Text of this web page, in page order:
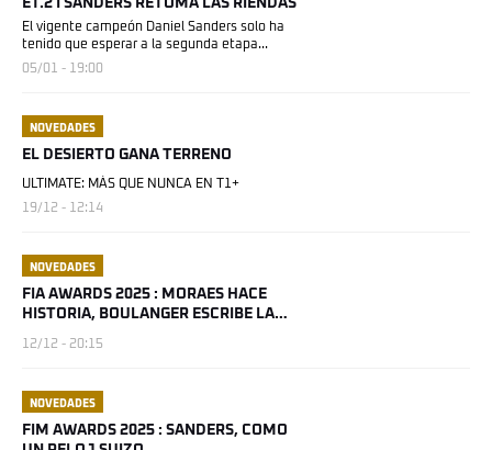
ET.2 I SANDERS RETOMA LAS RIENDAS
El vigente campeón Daniel Sanders solo ha
tenido que esperar a la segunda etapa...
05/01 - 19:00
NOVEDADES
EL DESIERTO GANA TERRENO
ULTIMATE: MÁS QUE NUNCA EN T1+
19/12 - 12:14
NOVEDADES
FIA AWARDS 2025 : MORAES HACE
HISTORIA, BOULANGER ESCRIBE LA
12/12 - 20:15
NOVEDADES
FIM AWARDS 2025 : SANDERS, COMO